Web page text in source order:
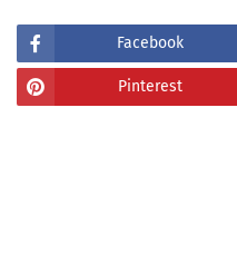
Facebook
Pinterest